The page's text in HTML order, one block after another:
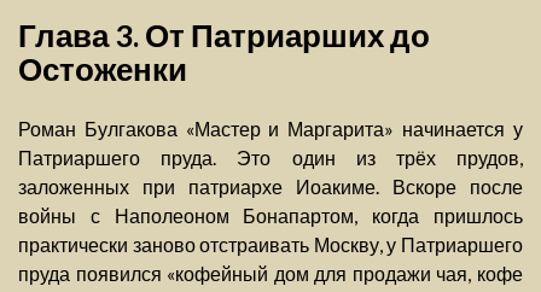
Глава 3. От Патриарших до
Остоженки
Роман Булгакова «Мастер и Маргарита» начинается у
Патриаршего пруда. Это один из трёх прудов,
заложенных при патриархе Иоакиме. Вскоре после
войны с Наполеоном Бонапартом, когда пришлось
практически заново отстраивать Москву, у Патриаршего
пруда появился «кофейный дом для продажи чая, кофе